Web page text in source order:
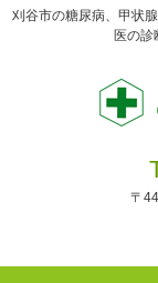
刈谷市の糖尿病、甲状
医の
〒